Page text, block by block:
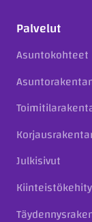
Palvelut
Asuntokohteet
Julkisivut